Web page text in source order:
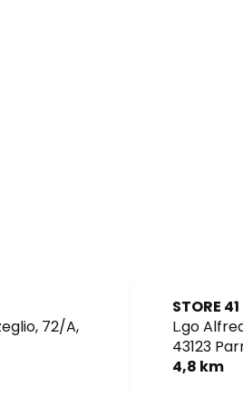
72/A,
STORE 41
L.go
43123
4,8 km